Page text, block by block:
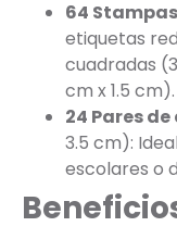
64
etiquetas
cuadradas
cm x 1.5 cm).
24 Pares
3.5 cm):
escolares o